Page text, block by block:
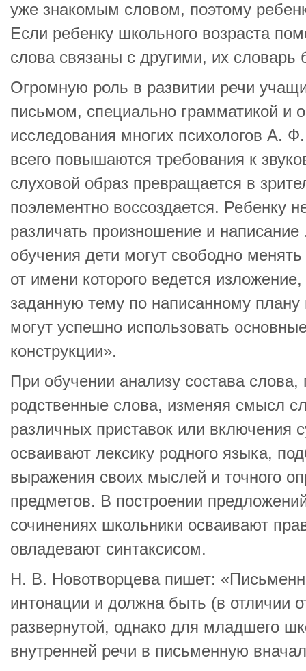
уже знакомым словом, поэтому
Если ребенку школьного возраста
слова связаны с другими, их словарь
Огромную роль в развитии речи
письмом, специально грамматикой и
исследования многих психологов А.
всего повышаются требования к
слуховой образ превращается в
поэлементно воссоздается. Ребенку
различать произношение и написание
обучения дети могут свободно
от имени которого ведется
заданную тему по написанному
могут успешно использовать
конструкции».
При обучении анализу состава
родственные слова, изменяя смысл
различных приставок или включения
осваивают лексику родного языка,
выражения своих мыслей и точного
предметов. В построении
сочинениях школьники осваивают
овладевают синтаксисом.
Н. В. Новотворцева пишет:
интонации и должна быть (в отличии
развернутой, однако для младшего
внутренней речи в письменную